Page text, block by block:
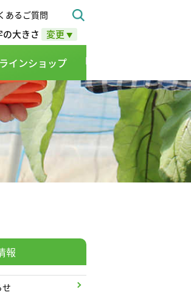
の大きさ 変更 ▼
インショップ
あるご質問
報
せ